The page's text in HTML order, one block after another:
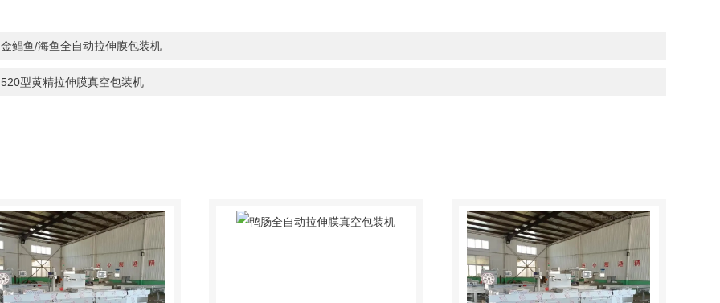
金鲳鱼/海鱼全自动拉伸膜包装机
520型黄精拉伸膜真空包装机